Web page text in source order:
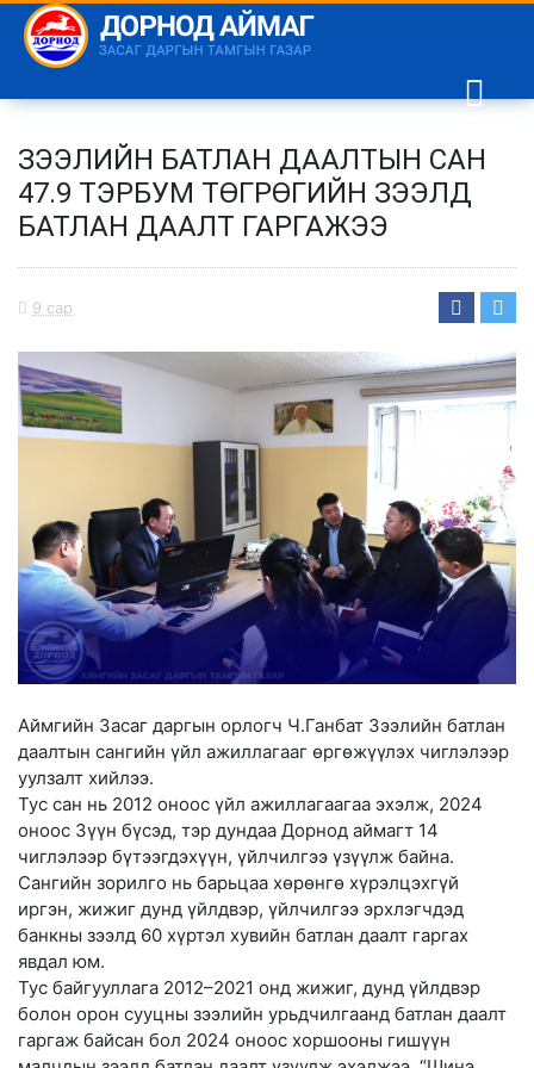
ЗЭЭЛИЙН БАТЛАН ДААЛТЫН САН
47.9 ТЭРБУМ ТӨГРӨГИЙН ЗЭЭЛД
БАТЛАН ДААЛТ ГАРГАЖЭЭ
9 сар
Аймгийн Засаг даргын орлогч Ч.Ганбат Зээлийн батлан
даалтын сангийн үйл ажиллагааг өргөжүүлэх чиглэлээр
уулзалт хийлээ.
Тус сан нь 2012 оноос үйл ажиллагаагаа эхэлж, 2024
оноос Зүүн бүсэд, тэр дундаа Дорнод аймагт 14
чиглэлээр бүтээгдэхүүн, үйлчилгээ үзүүлж байна.
Сангийн зорилго нь барьцаа хөрөнгө хүрэлцэхгүй
иргэн, жижиг дунд үйлдвэр, үйлчилгээ эрхлэгчдэд
банкны зээлд 60 хүртэл хувийн батлан даалт гаргах
явдал юм.
Тус байгууллага 2012–2021 онд жижиг, дунд үйлдвэр
болон орон сууцны зээлийн урьдчилгаанд батлан даалт
гаргаж байсан бол 2024 оноос хоршооны гишүүн